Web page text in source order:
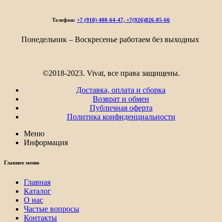
808₽
Телефон: +7 (910) 400-64-47, +7(926)826-85-66
Понедельник – Воскресенье работаем без выходных
©2018-2023. Vivat, все права защищены.
Доставка, оплата и сборка
Возврат и обмен
Публичная оферта
Политика конфиденциальности
Меню
Информация
Главное меню
Главная
Каталог
О нас
Частые вопросы
Контакты